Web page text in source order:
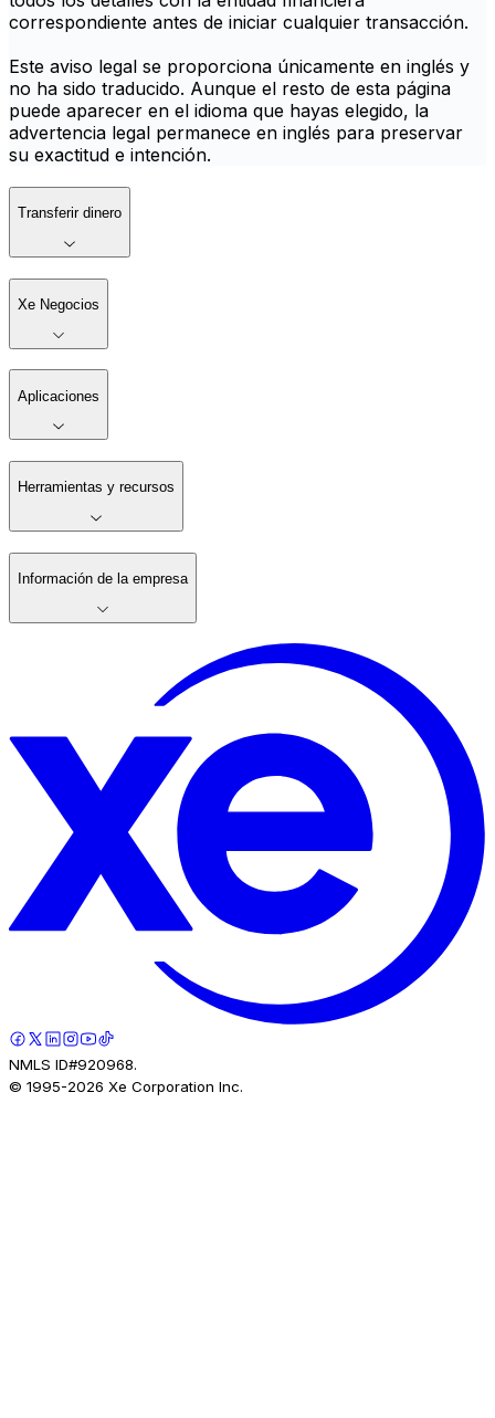
correspondiente antes de iniciar cualquier transacción.
Este aviso legal se proporciona únicamente en inglés y
no ha sido traducido. Aunque el resto de esta página
puede aparecer en el idioma que hayas elegido, la
advertencia legal permanece en inglés para preservar
su exactitud e intención.
Transferir dinero
Xe Negocios
Aplicaciones
Herramientas y recursos
Información de la empresa
NMLS ID#920968.
© 1995-2026 Xe Corporation Inc.